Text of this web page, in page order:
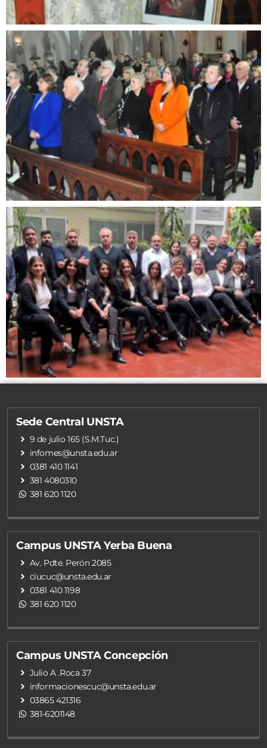
Sede Central UNSTA
9 de julio 165 (S.M.Tuc.)
infomes@unsta.edu.ar
0381 410 1141
381 4080310
381 620 1120
Campus UNSTA Yerba Buena
Av. Pdte. Perón 2085
ciucuc@unsta.edu.ar
0381 410 1198
381 620 1120
Campus UNSTA Concepción
Julio A .Roca 37
informacionescuc@unsta.edu.ar
03865 421316
381-6201148